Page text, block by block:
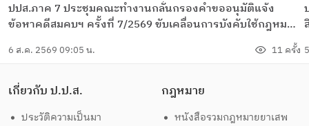
ปปส.ภาค 7 ประชุมคณะทำงานกลั่นกรองคำขออนุมัติแจ้ง
ข้อหาคดีสมคบฯ ครั้งที่ 7/2569 ขับเคลื่อนการบังคับใช้กฎหมาย
6 ส.ค. 2569 09:05 น. 11 ครั้ง
เกี่ยวกับ ป.ป.ส.
ประวัติความเป็นมา
กฎหมาย
หนังสือรวมกฎหมายยาเสพ